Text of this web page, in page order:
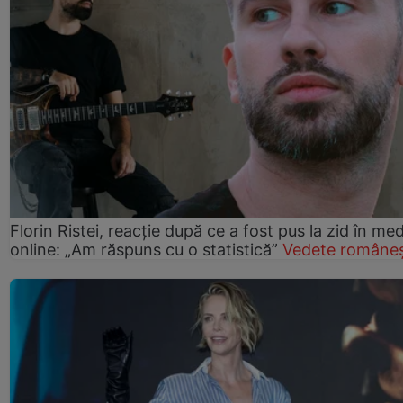
Florin Ristei, reacție după ce a fost pus la zid în
online: „Am răspuns cu o statistică” Vedete